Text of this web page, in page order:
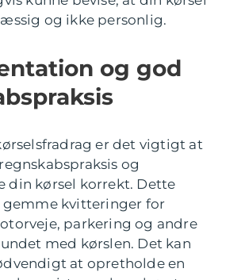
og ikke personlig.
og god
er det vigtigt at
og
din kørsel korrekt. Dette
gemme kvitteringer for
parkering og andre
med kørslen. Det kan
at opretholde en